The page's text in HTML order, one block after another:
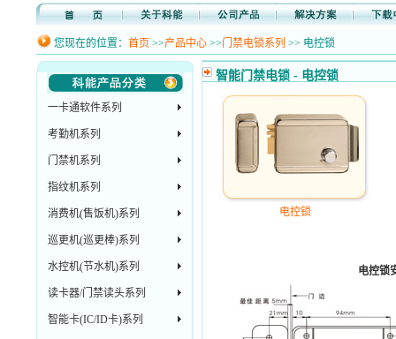
您现在的位置： 首页 >>产品中心>>门禁电锁系列 >> 电控锁
一卡通软件系列
考勤机系列
门禁机系列
指纹机系列
消费机(售饭机)系列
巡更机(巡更棒)系列
水控机(节水机)系列
读卡器/门禁读头系列
智能卡(IC/ID卡)系列
智能门禁电锁 - 电控锁
电控锁
电控锁